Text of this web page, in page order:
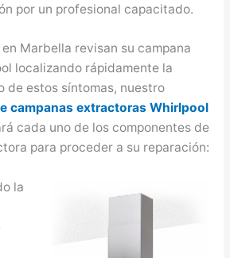
por un profesional capacitado.
Marbella revisan su campana
localizando rápidamente la
de estos síntomas, nuestro
campanas extractoras Whirlpool
cada uno de los componentes de
para proceder a su reparación:
la